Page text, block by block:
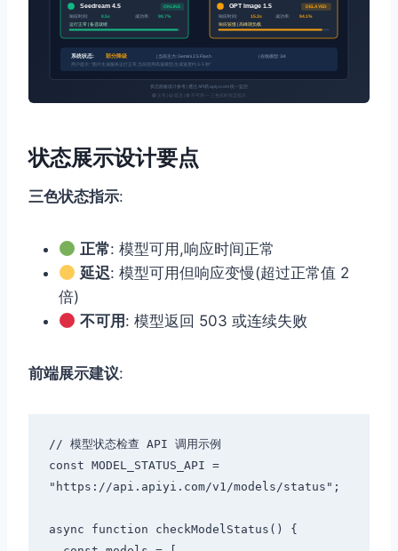
Seedream 4.5 ONLINE
响应时间: 8.5s 成功率: 98.7%
运行正常 | 备选就绪
GPT Image 1.5 DELAYED
响应时间: 15.3s 成功率: 94.1%
响应较慢 | 高峰期负载
系统状态: 部分降级 | 当前主力: Gemini 2.5 Flash | 在线模型: 3/4
用户提示: “图片生成服务运行正常,当前使用高速模型,生成速度约 3-5 秒”
状态面板设计参考 | 通过 API易 apiyi.com 统一监控
🟢 正常 | 🟡 延迟 | 🔴 不可用 — 三色实时状态指示
状态展示设计要点
三色状态指示:
正常: 模型可用,响应时间正常
延迟: 模型可用但响应变慢(超过正常值 2
倍)
不可用 : 模型返回 503 或连续失败
前端展示建议:
// 模型状态检查 API 调用示例
const MODEL_STATUS_API =
"https://api.apiyi.com/v1/models/status";
async function checkModelStatus() {